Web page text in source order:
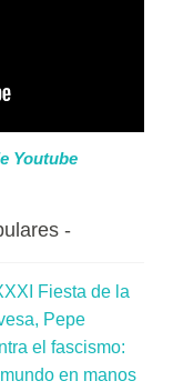
Youtube
Fiesta de la
Pepe
el fascismo:
en manos